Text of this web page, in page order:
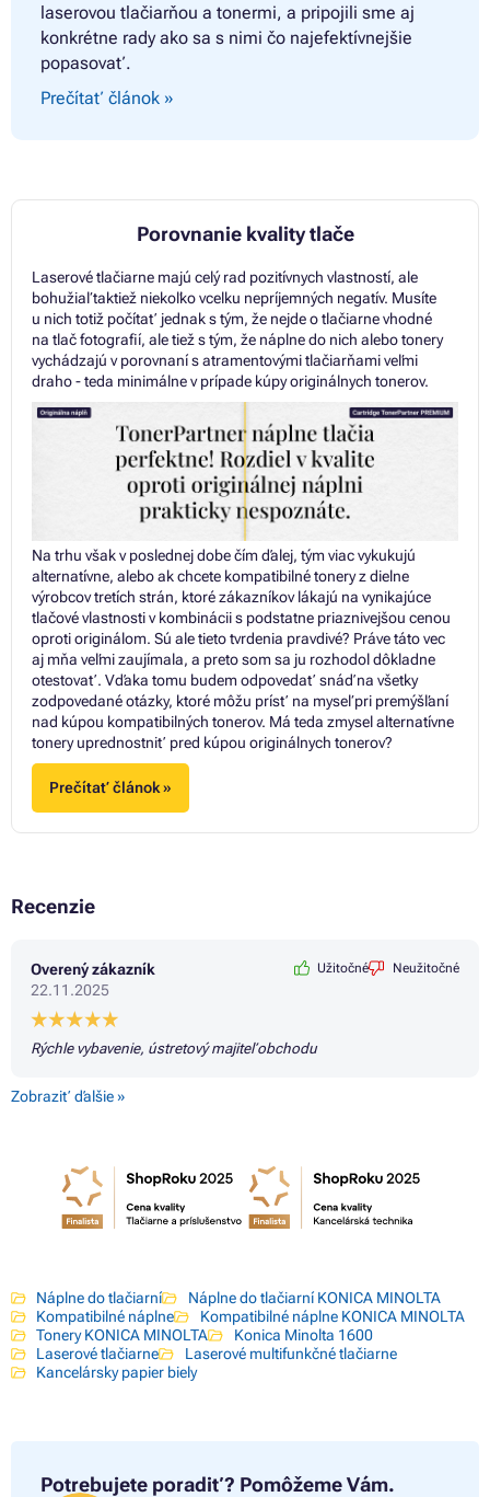
laserovou tlačiarňou a tonermi, a pripojili sme aj
konkrétne rady ako sa s nimi čo najefektívnejšie
popasovať.
Prečítať článok »
Porovnanie kvality tlače
Laserové tlačiarne majú celý rad pozitívnych vlastností, ale
bohužiaľ taktiež niekoľko vcelku nepríjemných negatív. Musíte
u nich totiž počítať jednak s tým, že nejde o tlačiarne vhodné
na tlač fotografií, ale tiež s tým, že náplne do nich alebo tonery
vychádzajú v porovnaní s atramentovými tlačiarňami veľmi
draho - teda minimálne v prípade kúpy originálnych tonerov.
Na trhu však v poslednej dobe čím ďalej, tým viac vykukujú
alternatívne, alebo ak chcete kompatibilné tonery z dielne
výrobcov tretích strán, ktoré zákazníkov lákajú na vynikajúce
tlačové vlastnosti v kombinácii s podstatne priaznivejšou cenou
oproti originálom. Sú ale tieto tvrdenia pravdivé? Práve táto vec
aj mňa veľmi zaujímala, a preto som sa ju rozhodol dôkladne
otestovať. Vďaka tomu budem odpovedať snáď na všetky
zodpovedané otázky, ktoré môžu prísť na myseľ pri premýšľaní
nad kúpou kompatibilných tonerov. Má teda zmysel alternatívne
tonery uprednostniť pred kúpou originálnych tonerov?
Prečítať článok »
Recenzie
Overený zákazník
22.11.2025
Užitočné Neužitočné
Rýchle vybavenie, ústretový majiteľ obchodu
Zobraziť ďalšie »
Náplne do tlačiarní
Náplne do tlačiarní KONICA MINOLTA
Kompatibilné náplne
Kompatibilné náplne KONICA MINOLTA
Tonery KONICA MINOLTA
Konica Minolta 1600
Laserové tlačiarne
Laserové multifunkčné tlačiarne
Kancelársky papier biely
Potrebujete poradiť? Pomôžeme Vám.